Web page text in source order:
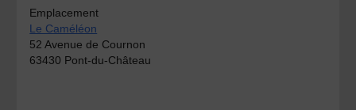
Emplacement
Le Caméléon
52 Avenue de Cournon
63430 Pont-du-Château